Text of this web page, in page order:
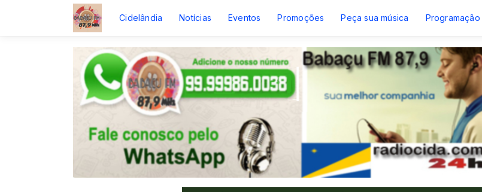
Cidelândia Notícias Eventos Promoções Peça sua música Programação